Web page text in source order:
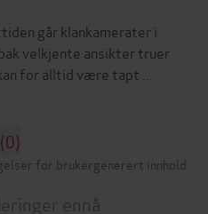
går klankamerater i
velkjente ansikter truer
(0)
for brukergenerert innhold
ennå